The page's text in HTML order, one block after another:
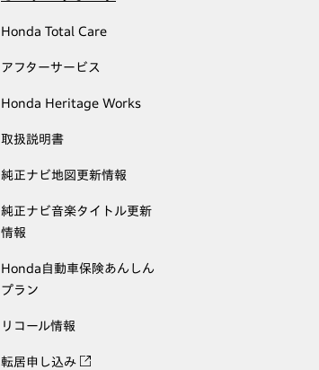
Honda Total Care
アフターサービス
Honda Heritage Works
取扱説明書
純正ナビ地図更新情報
純正ナビ音楽タイトル更新
情報
Honda自動車保険あんしん
プラン
リコール情報
転居申し込み